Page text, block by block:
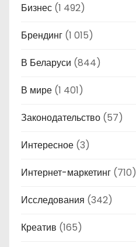
Бизнес (1 492)
Брендинг (1 015)
В Беларуси (844)
В мире (1 401)
Законодательство (57)
Интересное (3)
Интернет-маркетинг (710)
Исследования (342)
Креатив (165)